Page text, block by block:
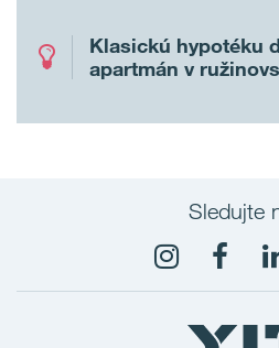
Klasickú hypotéku
apartmán v
Sledujte